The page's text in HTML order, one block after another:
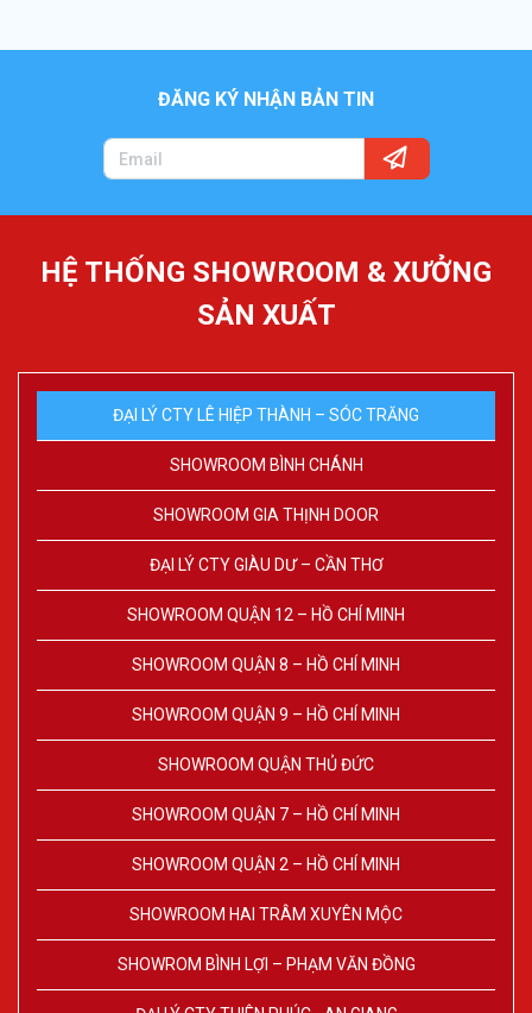
ĐĂNG KÝ NHẬN BẢN TIN
HỆ THỐNG SHOWROOM & XƯỞNG
SẢN XUẤT
ĐẠI LÝ CTY LÊ HIỆP THÀNH – SÓC TRĂNG
SHOWROOM BÌNH CHÁNH
SHOWROOM GIA THỊNH DOOR
ĐẠI LÝ CTY GIÀU DƯ – CẦN THƠ
SHOWROOM QUẬN 12 – HỒ CHÍ MINH
SHOWROOM QUẬN 8 – HỒ CHÍ MINH
SHOWROOM QUẬN 9 – HỒ CHÍ MINH
SHOWROOM QUẬN THỦ ĐỨC
SHOWROOM QUẬN 7 – HỒ CHÍ MINH
SHOWROOM QUẬN 2 – HỒ CHÍ MINH
SHOWROOM HAI TRÂM XUYÊN MỘC
SHOWROM BÌNH LỢI – PHẠM VĂN ĐỒNG